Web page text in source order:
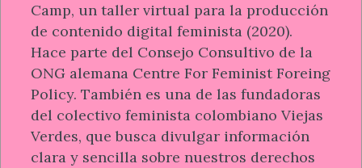
Camp, un taller virtual para la producción
de contenido digital feminista (2020).
Hace parte del Consejo Consultivo de la
ONG alemana Centre For Feminist Foreing
Policy. También es una de las fundadoras
del colectivo feminista colombiano Viejas
Verdes, que busca divulgar información
clara y sencilla sobre nuestros derechos